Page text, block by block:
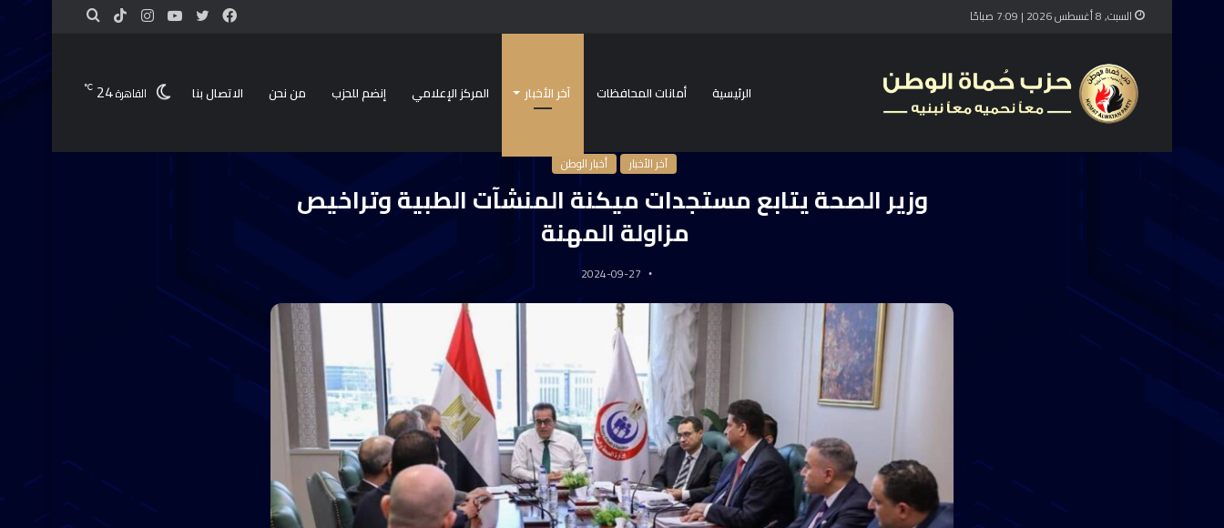
السبت, 8 أغسطس 2026 | 7:09 صباحًا
الرئيسية أمانات المحافظات آخر الأخبار المركز الإعلامي إنضم للحزب من نحن الاتصال بنا القاهرة24
℃
آخر الأخبار أخبار الوطن
وزير الصحة يتابع مستجدات ميكنة المنشآت الطبية وتراخيص
مزاولة المهنة
2024-09-27